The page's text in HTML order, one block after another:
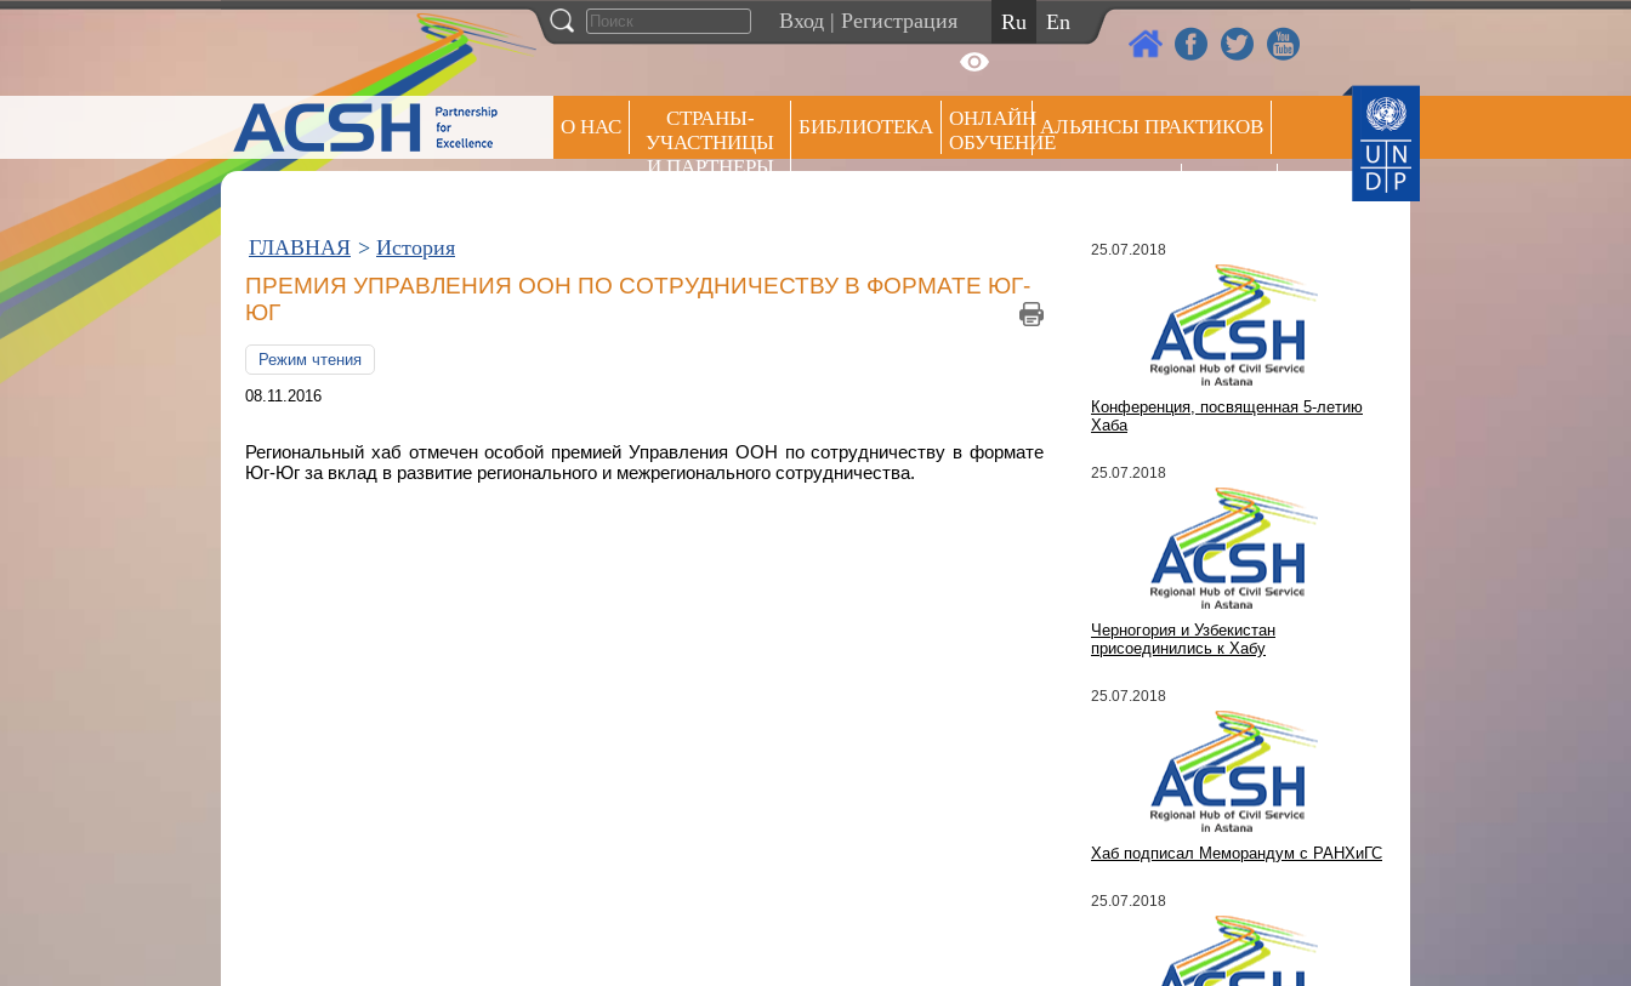
Вход | Регистрация ru en
О НАС
СТРАНЫ-
УЧАСТНИЦЫ
И ПАРТНЕРЫ
БИБЛИОТЕКА
ОНЛАЙН
ОБУЧЕНИЕ
АЛЬЯНСЫ ПРАКТИКОВ
ГЛАВНАЯ > История
ПРЕМИЯ УПРАВЛЕНИЯ ООН ПО СОТРУДНИЧЕСТВУ В ФОРМАТЕ ЮГ-
ЮГ
Режим чтения
08.11.2016
Региональный хаб отмечен особой премией Управления ООН по сотрудничеству в формате
Юг-Юг за вклад в развитие регионального и межрегионального сотрудничества.
25.07.2018
Конференция, посвященная 5-летию
Хаба
25.07.2018
Черногория и Узбекистан
присоединились к Хабу
25.07.2018
Хаб подписал Меморандум с РАНХиГС
25.07.2018